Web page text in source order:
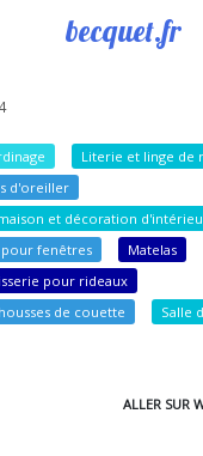
becquet.fr
Literie et linge de
d'oreiller
et décoration
fenêtres
Matelas
pour rideaux
de couette
Salle
ALLER SUR